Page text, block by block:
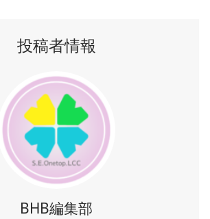
#散策 #散策スポット
投稿者情報
BHB編集部